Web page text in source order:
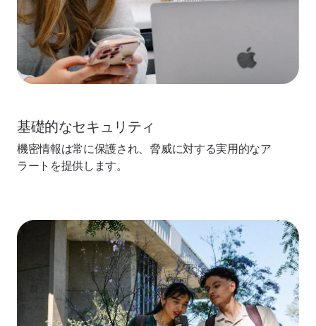
基礎的なセキュリティ
機密情報は常に保護され、脅威に対する実用的なア
ラートを提供します。